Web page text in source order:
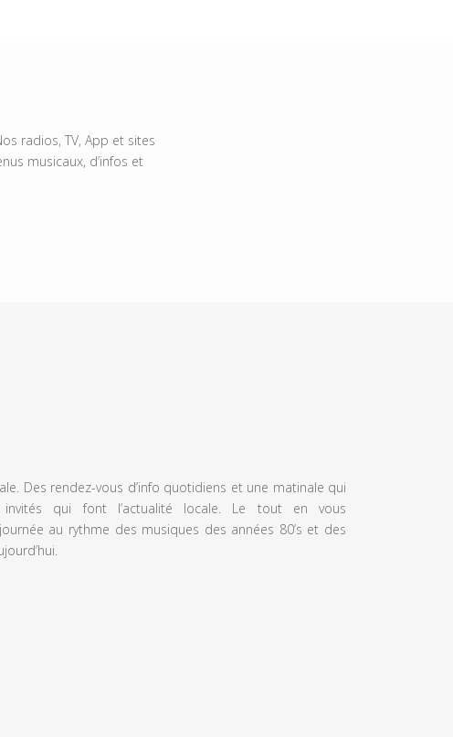
radios, TV, App et sites
musicaux, d’infos et
Des rendez-vous d’info quotidiens et une matinale qui
qui font l’actualité locale. Le tout en vous
au rythme des musiques des années 80’s et des